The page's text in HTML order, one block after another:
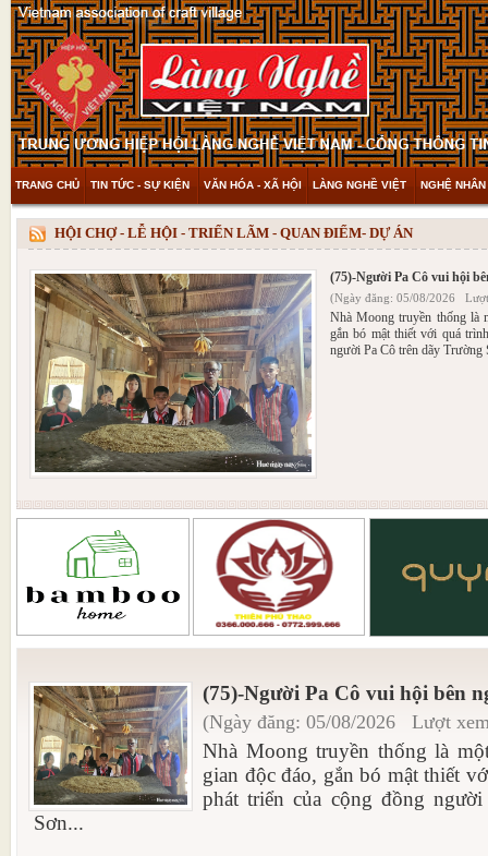
TRANG CHỦ TIN TỨC - SỰ KIỆN VĂN HÓA - XÃ HỘI LÀNG NGHỀ VIỆT NGHỆ
THAM KHẢO & KHÁM PHÁ VIDEO
HỘI CHỢ - LỄ HỘI - TRIỂN LÃM - QUAN ĐIỂM- DỰ ÁN
(75)-Người Pa Cô vui hội
(Ngày đăng: 05/08/2026
Nhà Moong truyền thống là
gắn bó mật thiết với quá
người Pa Cô trên dãy Trường
(75)-Người Pa Cô vui hội bên
(Ngày đăng: 05/08/2026 Lượt
Nhà Moong truyền thống là
gian độc đáo, gắn bó mật thiết
phát triển của cộng đồng
Sơn...